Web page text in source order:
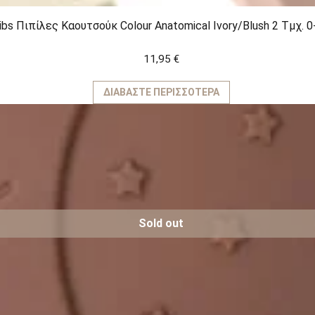
Πιπίλες Καουτσούκ Colour Anatomical Ivory/Blush 2 Τμχ.
11,95 €
ΔΙΑΒΆΣΤΕ ΠΕΡΙΣΣΌΤΕΡΑ
Sold out